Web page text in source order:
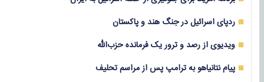
ردپای اسرائیل در جنگ هند و پاکستان
ویدیوی از رصد و ترور یک فرمانده حزب‌الله
پیام نتانیاهو به ترامپ پس از مراسم تحلیف